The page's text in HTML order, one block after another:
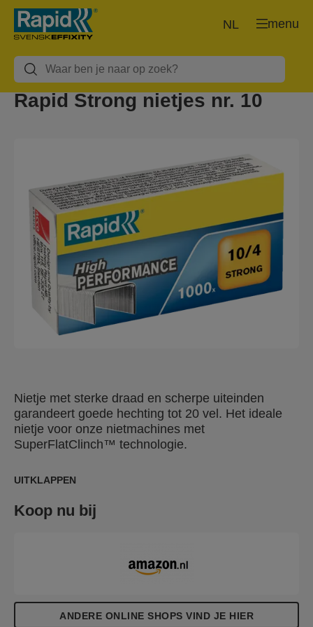
menu
NL
Rapid Strong nietjes nr. 10
Nietje met sterke draad en scherpe uiteinden
garandeert goede hechting tot 20 vel. Het ideale
nietje voor onze nietmachines met
SuperFlatClinch™ technologie.
UITKLAPPEN
Koop nu bij
ANDERE ONLINE SHOPS VIND JE HIER